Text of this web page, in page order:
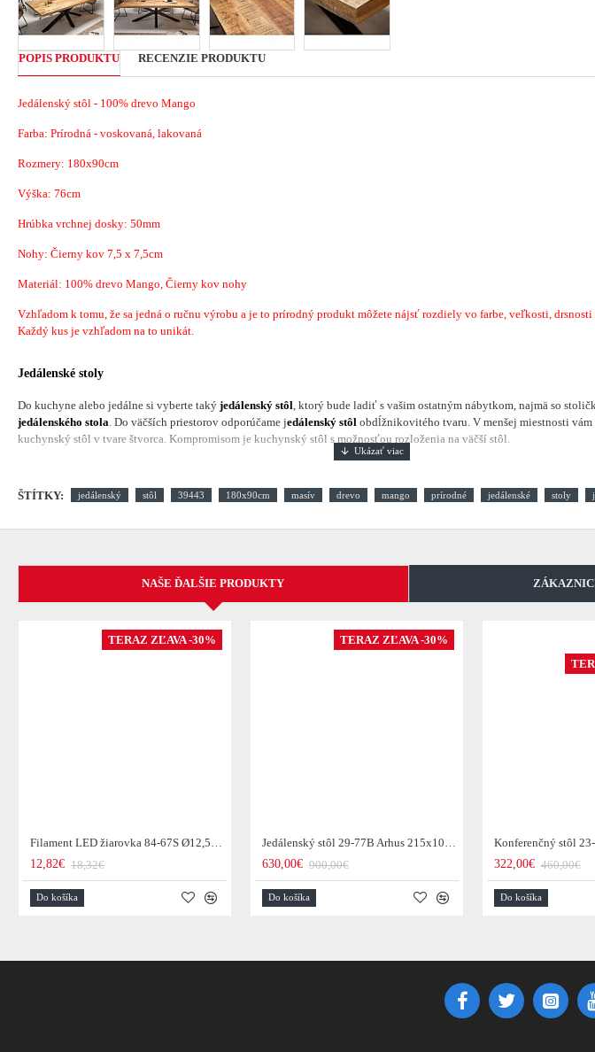
POPIS PRODUKTU RECENZIE PRODUKTU
Jedálenský stôl - 100% drevo Mango
Farba: Prírodná - voskovaná, lakovaná
Rozmery: 180x90cm
Výška: 76cm
Hrúbka vrchnej dosky: 50mm
Nohy: Čierny kov 7,5 x 7,5cm
Materiál: 100% drevo Mango, Čierny kov nohy
Vzhľadom k tomu, že sa jedná o ručnu výrobu a je to prírodný produkt môžete nájsť rozdiely vo farbe, veľkosti,
Každý kus je vzhľadom na to unikát.
Jedálenské stoly
Do kuchyne alebo jedálne si vyberte taký jedálenský stôl , ktorý bude ladiť s vašim ostatným nábytkom, najmä so
jedálenského stola . Do väčších priestorov odporúčame jedálenský stôl obdĺžnikovitého tvaru. V menšej miestnosti vám
kuchynský stôl v tvare štvorca. Kompromisom je kuchynský stôl s možnosťou rozloženia na väčší stôl.
ŠTÍTKY: jedálenský stôl 39443 180x90cm masív drevo mango prírodné jedálenské stoly
NAŠE ĎALŠIE PRODUKTY
TERAZ ZĽAVA -30%
Filament LED žiarovka 84-67S Ø12,5cm Smoke grey glass
12,82€ 18,32€
Do košíka
TERAZ ZĽAVA -30%
Jedálenský stôl 29-77B Arhus 215x105cm Drevo Hnedá Acacia
630,00€ 900,00€
Do košíka
322,00€ 460,00€
Do košíka